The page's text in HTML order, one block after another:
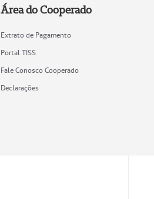
Área do Cooperado
Extrato de Pagamento
Portal TISS
Fale Conosco Cooperado
Declarações